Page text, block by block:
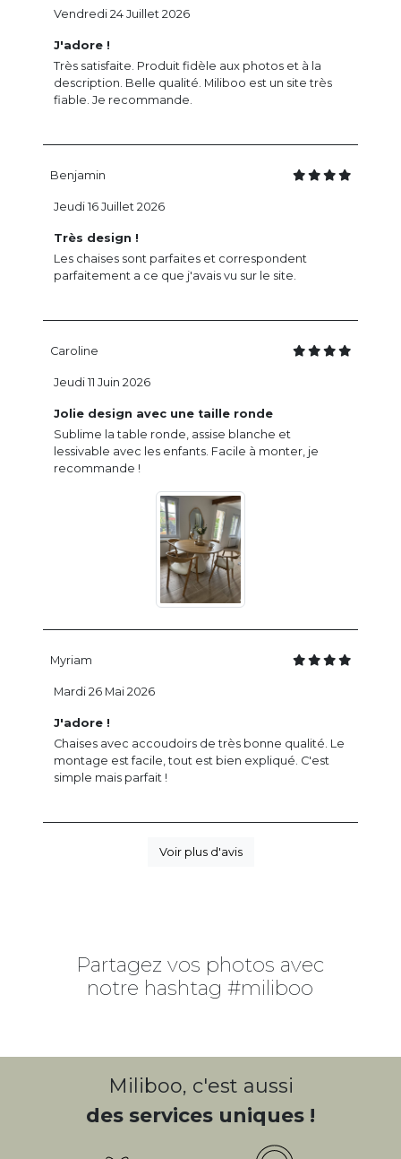
J'adore !
Très satisfaite. Produit fidèle aux photos et à la
description. Belle qualité. Miliboo est un site très
fiable. Je recommande.
Vendredi 24 Juillet 2026
Benjamin
Très design !
Les chaises sont parfaites et correspondent
parfaitement a ce que j'avais vu sur le site.
Jeudi 16 Juillet 2026
Caroline
Jolie design avec une taille ronde
Sublime la table ronde, assise blanche et
lessivable avec les enfants. Facile à monter, je
recommande !
Jeudi 11 Juin 2026
Myriam
J'adore !
Chaises avec accoudoirs de très bonne qualité. Le
montage est facile, tout est bien expliqué. C'est
simple mais parfait !
Mardi 26 Mai 2026
Voir plus d'avis
Partagez vos photos avec
notre hashtag #miliboo
Miliboo, c'est aussi
des services uniques !